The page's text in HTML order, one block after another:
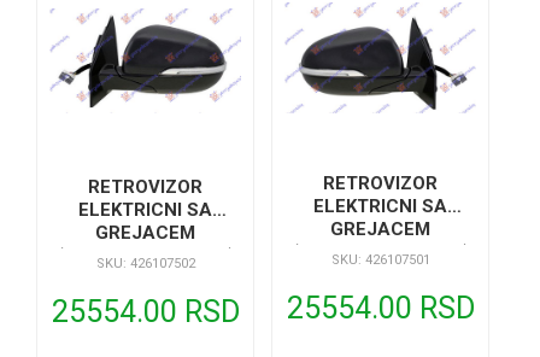
RETROVIZOR
ELEKTRICNI SA
GREJACEM
(ELEKTRO-SKLOPIV)
SKU: 426107502
25554.00 RSD
RETROVIZOR
ELEKTRICNI SA
GREJACEM
(ELEKTRO-SKLOPIV)
SKU: 426107501
25554.00 RSD